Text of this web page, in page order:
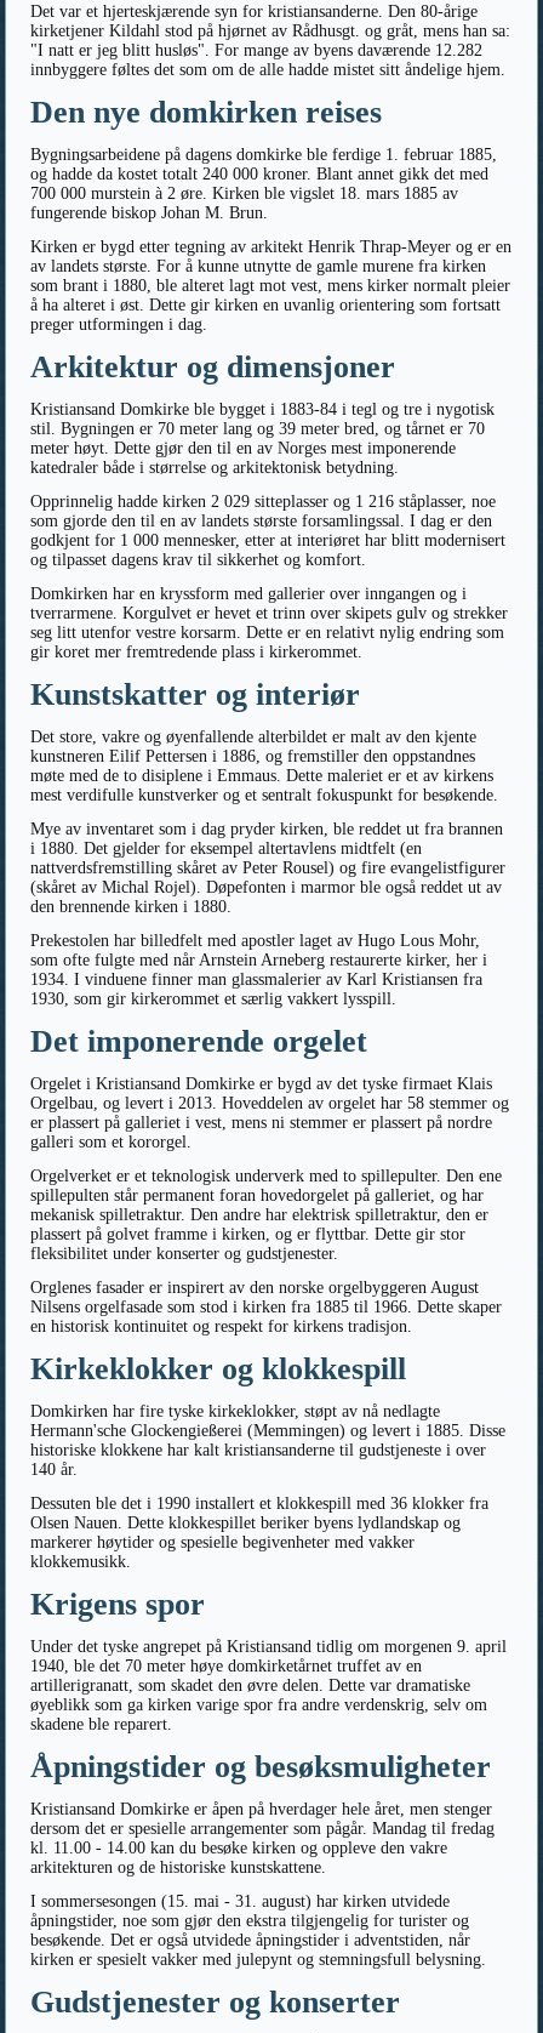
Det var et hjerteskjærende syn for kristiansanderne. Den 80-årige
kirketjener Kildahl stod på hjørnet av Rådhusgt. og gråt, mens han sa:
"I natt er jeg blitt husløs". For mange av byens daværende 12.282
innbyggere føltes det som om de alle hadde mistet sitt åndelige hjem.
Den nye domkirken reises
Bygningsarbeidene på dagens domkirke ble ferdige 1. februar 1885,
og hadde da kostet totalt 240 000 kroner. Blant annet gikk det med
700 000 murstein à 2 øre. Kirken ble vigslet 18. mars 1885 av
fungerende biskop Johan M. Brun.
Kirken er bygd etter tegning av arkitekt Henrik Thrap-Meyer og er en
av landets største. For å kunne utnytte de gamle murene fra kirken
som brant i 1880, ble alteret lagt mot vest, mens kirker normalt pleier
å ha alteret i øst. Dette gir kirken en uvanlig orientering som fortsatt
preger utformingen i dag.
Arkitektur og dimensjoner
Kristiansand Domkirke ble bygget i 1883-84 i tegl og tre i nygotisk
stil. Bygningen er 70 meter lang og 39 meter bred, og tårnet er 70
meter høyt. Dette gjør den til en av Norges mest imponerende
katedraler både i størrelse og arkitektonisk betydning.
Opprinnelig hadde kirken 2 029 sitteplasser og 1 216 ståplasser, noe
som gjorde den til en av landets største forsamlingssal. I dag er den
godkjent for 1 000 mennesker, etter at interiøret har blitt modernisert
og tilpasset dagens krav til sikkerhet og komfort.
Domkirken har en kryssform med gallerier over inngangen og i
tverrarmene. Korgulvet er hevet et trinn over skipets gulv og strekker
seg litt utenfor vestre korsarm. Dette er en relativt nylig endring som
gir koret mer fremtredende plass i kirkerommet.
Kunstskatter og interiør
Det store, vakre og øyenfallende alterbildet er malt av den kjente
kunstneren Eilif Pettersen i 1886, og fremstiller den oppstandnes
møte med de to disiplene i Emmaus. Dette maleriet er et av kirkens
mest verdifulle kunstverker og et sentralt fokuspunkt for besøkende.
Mye av inventaret som i dag pryder kirken, ble reddet ut fra brannen
i 1880. Det gjelder for eksempel altertavlens midtfelt (en
nattverdsfremstilling skåret av Peter Rousel) og fire evangelistfigurer
(skåret av Michal Rojel). Døpefonten i marmor ble også reddet ut av
den brennende kirken i 1880.
Prekestolen har billedfelt med apostler laget av Hugo Lous Mohr,
som ofte fulgte med når Arnstein Arneberg restaurerte kirker, her i
1934. I vinduene finner man glassmalerier av Karl Kristiansen fra
1930, som gir kirkerommet et særlig vakkert lysspill.
Det imponerende orgelet
Orgelet i Kristiansand Domkirke er bygd av det tyske firmaet Klais
Orgelbau, og levert i 2013. Hoveddelen av orgelet har 58 stemmer og
er plassert på galleriet i vest, mens ni stemmer er plassert på nordre
galleri som et kororgel.
Orgelverket er et teknologisk underverk med to spillepulter. Den ene
spillepulten står permanent foran hovedorgelet på galleriet, og har
mekanisk spilletraktur. Den andre har elektrisk spilletraktur, den er
plassert på golvet framme i kirken, og er flyttbar. Dette gir stor
fleksibilitet under konserter og gudstjenester.
Orglenes fasader er inspirert av den norske orgelbyggeren August
Nilsens orgelfasade som stod i kirken fra 1885 til 1966. Dette skaper
en historisk kontinuitet og respekt for kirkens tradisjon.
Kirkeklokker og klokkespill
Domkirken har fire tyske kirkeklokker, støpt av nå nedlagte
Hermann'sche Glockengießerei (Memmingen) og levert i 1885. Disse
historiske klokkene har kalt kristiansanderne til gudstjeneste i over
140 år.
Dessuten ble det i 1990 installert et klokkespill med 36 klokker fra
Olsen Nauen. Dette klokkespillet beriker byens lydlandskap og
markerer høytider og spesielle begivenheter med vakker
klokkemusikk.
Krigens spor
Under det tyske angrepet på Kristiansand tidlig om morgenen 9. april
1940, ble det 70 meter høye domkirketårnet truffet av en
artillerigranatt, som skadet den øvre delen. Dette var dramatiske
øyeblikk som ga kirken varige spor fra andre verdenskrig, selv om
skadene ble reparert.
Åpningstider og besøksmuligheter
Kristiansand Domkirke er åpen på hverdager hele året, men stenger
dersom det er spesielle arrangementer som pågår. Mandag til fredag
kl. 11.00 - 14.00 kan du besøke kirken og oppleve den vakre
arkitekturen og de historiske kunstskattene.
I sommersesongen (15. mai - 31. august) har kirken utvidede
åpningstider, noe som gjør den ekstra tilgjengelig for turister og
besøkende. Det er også utvidede åpningstider i adventstiden, når
kirken er spesielt vakker med julepynt og stemningsfull belysning.
Gudstjenester og konserter